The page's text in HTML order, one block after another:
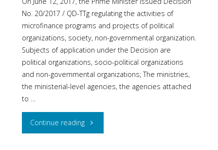
No. 20/2017 / QD-TTg regulating the activities of
microfinance programs and projects of political
organizations, society, non-governmental organization.
Subjects of application under the Decision are
political organizations, socio-political organizations
and non-governmental organizations; The ministries,
the ministerial-level agencies, the agencies attached
to …
Continue reading"Decision